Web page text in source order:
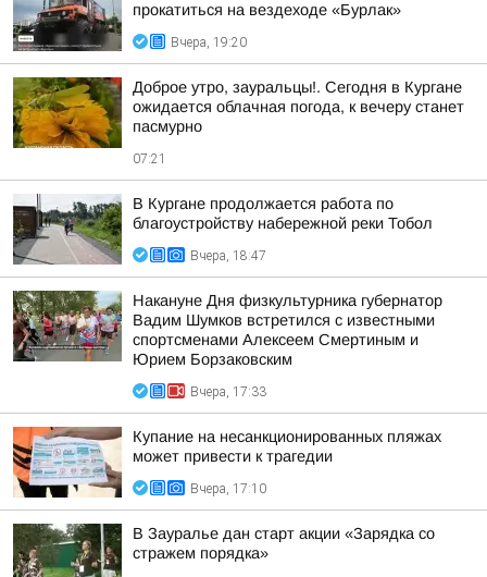
прокатиться на вездеходе «Бурлак»
Вчера, 19:20
Доброе утро, зауральцы!. Сегодня в Кургане
ожидается облачная погода, к вечеру станет
пасмурно
07:21
В Кургане продолжается работа по
благоустройству набережной реки Тобол
Вчера, 18:47
Накануне Дня физкультурника губернатор
Вадим Шумков встретился с известными
спортсменами Алексеем Смертиным и
Юрием Борзаковским
Вчера, 17:33
Купание на несанкционированных пляжах
может привести к трагедии
Вчера, 17:10
В Зауралье дан старт акции «Зарядка со
стражем порядка»